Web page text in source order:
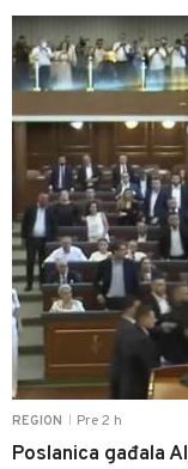
REGION Pre 2 h
Poslanica gađala